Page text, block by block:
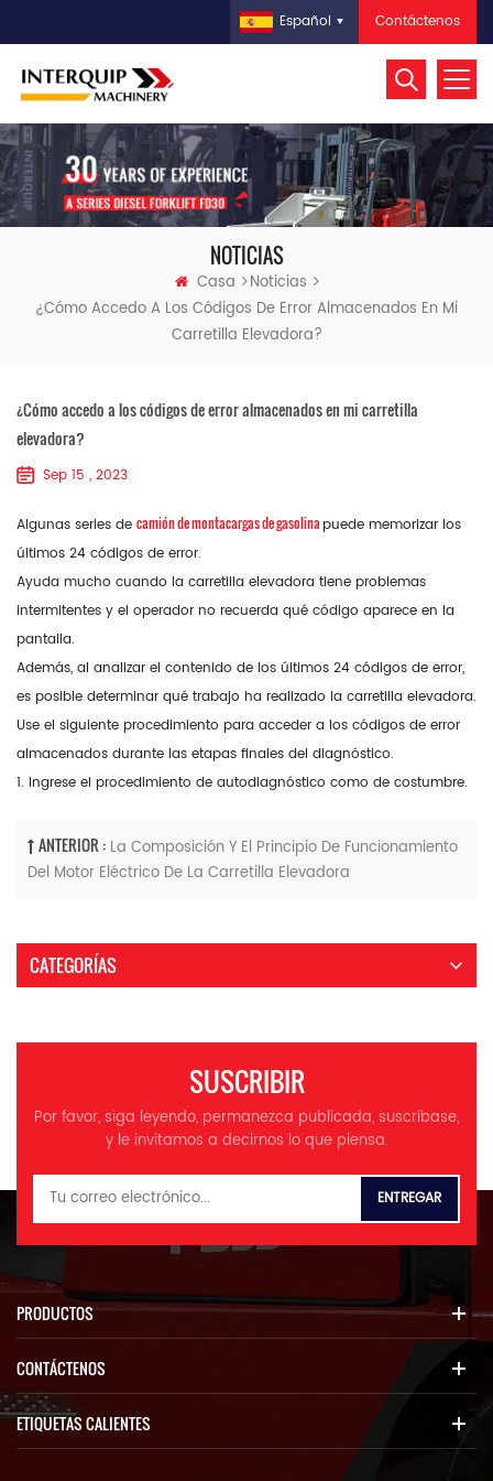
Contáctenos
Español
NOTICIAS
Casa
Noticias
¿Cómo Accedo A Los Códigos De Error Almacenados En Mi
Carretilla Elevadora?
¿Cómo accedo a los códigos de error almacenados en mi carretilla
elevadora?
Sep 15 , 2023
Algunas series de camión de montacargas de gasolina puede memorizar los
últimos 24 códigos de error.
Ayuda mucho cuando la carretilla elevadora tiene problemas
intermitentes y el operador no recuerda qué código aparece en la
pantalla.
Además, al analizar el contenido de los últimos 24 códigos de error,
es posible determinar qué trabajo ha realizado la carretilla elevadora.
Use el siguiente procedimiento para acceder a los códigos de error
almacenados durante las etapas finales del diagnóstico.
1. Ingrese el procedimiento de autodiagnóstico como de costumbre.
ANTERIOR : La Composición Y El Principio De Funcionamiento
Del Motor Eléctrico De La Carretilla Elevadora
CATEGORÍAS
SUSCRIBIR
Por favor, siga leyendo, permanezca publicada, suscríbase,
y le invitamos a decirnos lo que piensa.
PRODUCTOS
CONTÁCTENOS
ETIQUETAS CALIENTES